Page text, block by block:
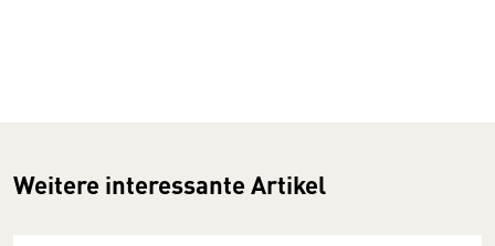
Weitere interessante Artikel